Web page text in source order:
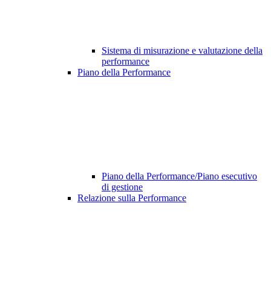
Sistema di misurazione e valutazione della
performance
Piano della Performance
Piano della Performance/Piano esecutivo
di gestione
Relazione sulla Performance